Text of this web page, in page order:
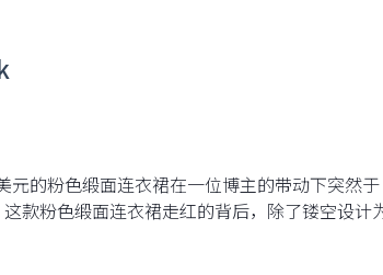
元的粉色缎面连衣裙在一位博主的带动下突然
款粉色缎面连衣裙走红的背后，除了镂空设